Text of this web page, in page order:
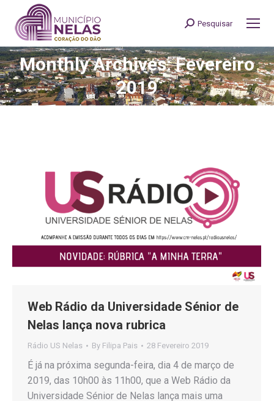
Search:
Pesquisar
Monthly Archives: Fevereiro
2019
You are here:
Web Rádio da Universidade Sénior de
Nelas lança nova rubrica
Rádio US Nelas By Filipa Pais 28 Fevereiro 2019
É já na próxima segunda-feira, dia 4 de março de
2019, das 10h00 às 11h00, que a Web Rádio da
Universidade Sénior de Nelas lança mais uma